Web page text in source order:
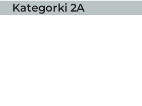
Kategorki 2A